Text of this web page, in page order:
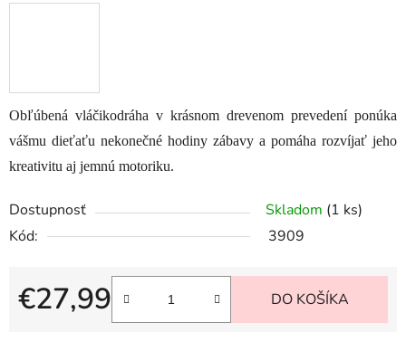
Obľúbená vláčikodráha v krásnom drevenom prevedení ponúka
vášmu dieťaťu nekonečné hodiny zábavy a pomáha rozvíjať jeho
kreativitu aj jemnú motoriku.
Dostupnosť Skladom (1 ks)
Kód:
3909
€27,99
Jednotková cena:
DO KOŠÍKA